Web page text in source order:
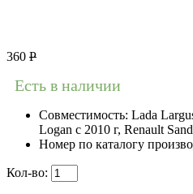
360 Р
Есть в наличии
Совместимость: Lada
Logan c 2010 г, Renault
Номер по каталогу
Кол-во: